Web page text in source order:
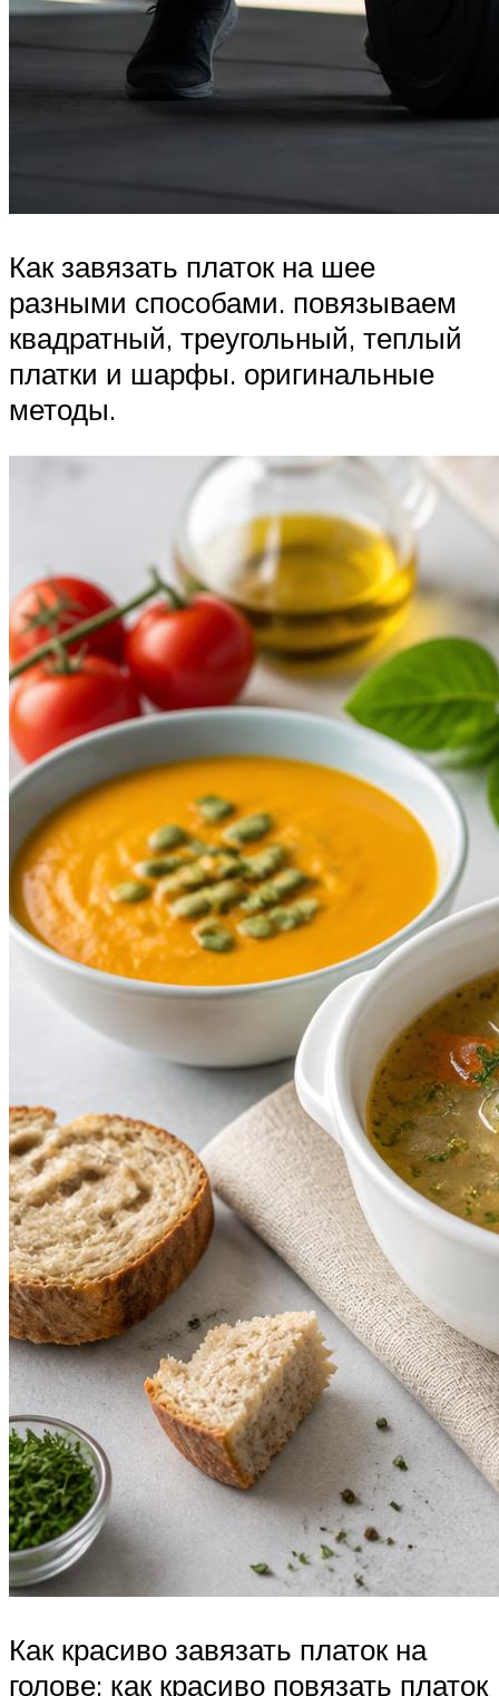
Как завязать платок на шее
разными способами. повязываем
квадратный, треугольный, теплый
платки и шарфы. оригинальные
методы.
Как красиво завязать платок на
голове: как красиво повязать платок